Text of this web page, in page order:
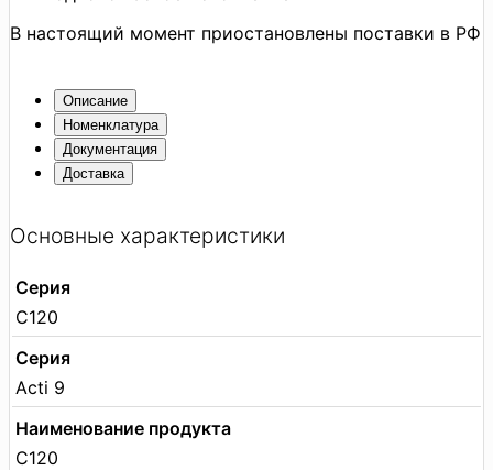
В настоящий момент приостановлены поставки в РФ
Описание
Номенклатура
Документация
Доставка
Основные характеристики
Серия
C120
Серия
Acti 9
Наименование продукта
C120